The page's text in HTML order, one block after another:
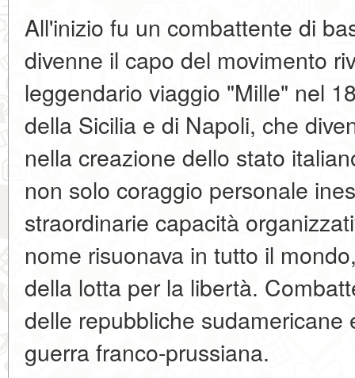
All'inizio fu un combattente di
divenne il capo del movimento
leggendario viaggio "Mille" nel
della Sicilia e di Napoli, che
nella creazione dello stato
non solo coraggio personale
straordinarie capacità
nome risuonava in tutto il
della lotta per la libertà.
delle repubbliche
guerra franco-prussiana.